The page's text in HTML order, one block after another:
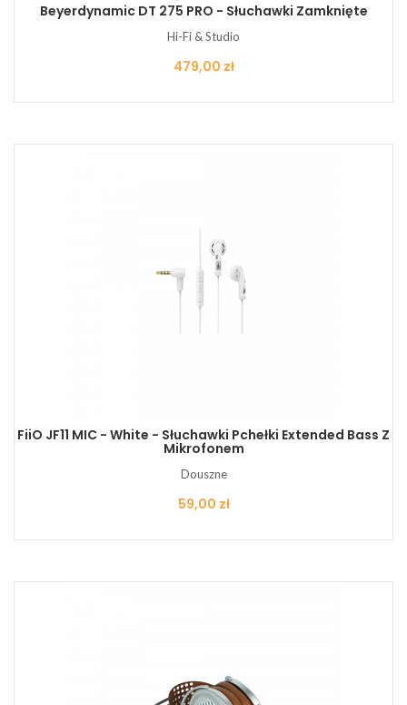
Beyerdynamic DT 275 PRO - Słuchawki Zamknięte
Hi-Fi & Studio
Cena
479,00 zł
FiiO JF11 MIC - White - Słuchawki Pchełki Extended Bass Z
Mikrofonem
Douszne
Cena
59,00 zł